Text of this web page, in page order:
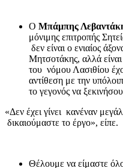
Ο Μπάμπης
μόνιμης επιτροπής
δεν είναι ο ενιαίος
Μητσοτάκης, αλλά
του νόμου Λασιθίου
αντίθεση με την
το γεγονός να
«Δεν έχει γίνει κανέναν
δικαιούμαστε το έργο», είπε.
Θέλουμε να είμαστε